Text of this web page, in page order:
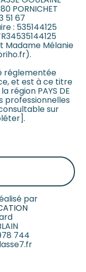
PORNICHET
51 67
: 535144125
Madame Mélanie
réglementée
et est à ce titre
région PAYS DE
professionnelles
sur
par
744